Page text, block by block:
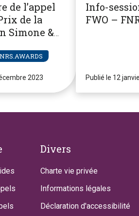
de l’appel
de la
Simone &
2023
Info-
FWO –
Publié le 12
Divers
Charte vie privée
Informations légales
Déclaration d'accessibilité